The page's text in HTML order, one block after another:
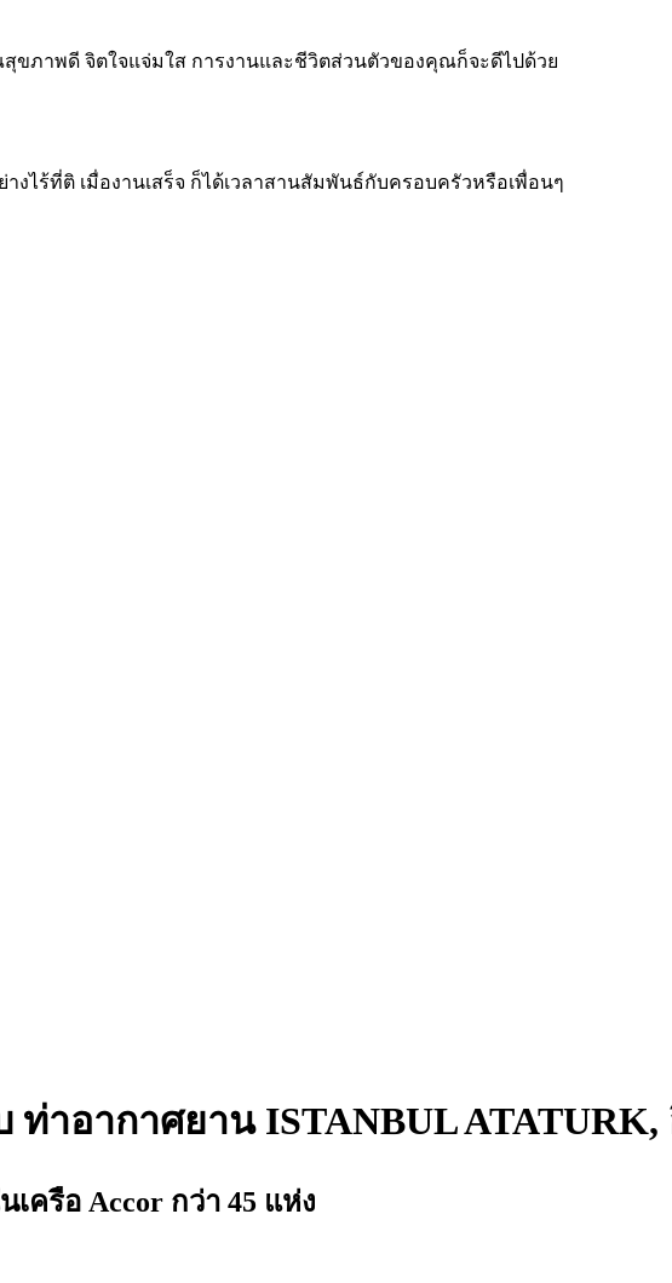
ขภาพดี จิตใจแจ่มใส การงานและชีวิตส่วนตัวของคุณก็จะดีไปด้วย
งไร้ที่ติ เมื่องานเสร็จ ก็ได้เวลาสานสัมพันธ์กับครอบครัวหรือเพื่อนๆ
ท่าอากาศยาน ISTANBUL
ครือ Accor กว่า 45 แห่ง